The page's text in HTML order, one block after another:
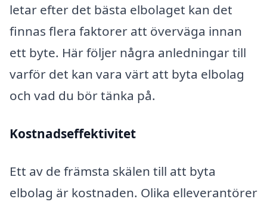
letar efter det bästa elbolaget kan det
finnas flera faktorer att överväga innan
ett byte. Här följer några anledningar till
varför det kan vara värt att byta elbolag
och vad du bör tänka på.
Kostnadseffektivitet
Ett av de främsta skälen till att byta
elbolag är kostnaden. Olika elleverantörer